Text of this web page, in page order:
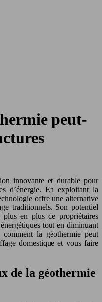
peut-
d’énergie. En exploitant la
offre une alternative
traditionnels. Son potentiel
plus en plus de propriétaires
tout en diminuant
la géothermie peut
domestique et vous faire
de la géothermie